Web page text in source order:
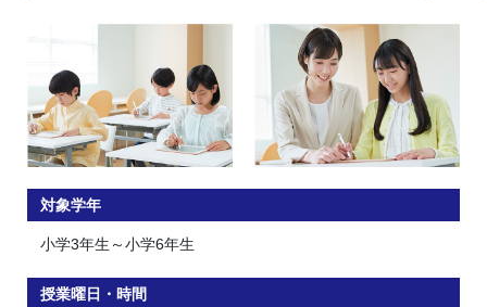
対象学年
小学3年生～小学6年生
授業曜日・時間